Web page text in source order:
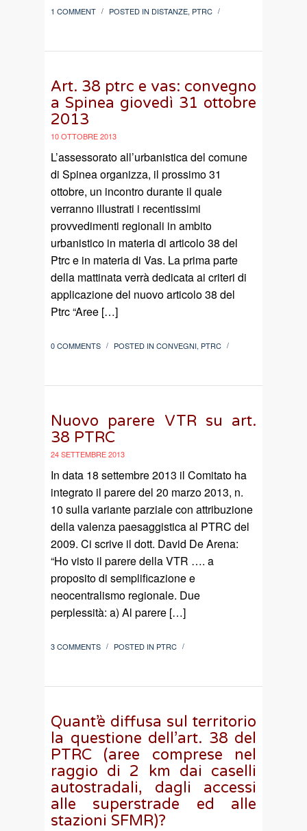
1 COMMENT / POSTED IN DISTANZE, PTRC /
Art. 38 ptrc e vas: convegno
a Spinea giovedì 31 ottobre
2013
10 OTTOBRE 2013
L’assessorato all’urbanistica del comune
di Spinea organizza, il prossimo 31
ottobre, un incontro durante il quale
verranno illustrati i recentissimi
provvedimenti regionali in ambito
urbanistico in materia di articolo 38 del
Ptrc e in materia di Vas. La prima parte
della mattinata verrà dedicata ai criteri di
applicazione del nuovo articolo 38 del
Ptrc “Aree […]
0 COMMENTS / POSTED IN CONVEGNI, PTRC /
Nuovo parere VTR su art.
38 PTRC
24 SETTEMBRE 2013
In data 18 settembre 2013 il Comitato ha
integrato il parere del 20 marzo 2013, n.
10 sulla variante parziale con attribuzione
della valenza paesaggistica al PTRC del
2009. Ci scrive il dott. David De Arena:
“Ho visto il parere della VTR …. a
proposito di semplificazione e
neocentralismo regionale. Due
perplessità: a) Al parere […]
3 COMMENTS / POSTED IN PTRC /
Quant’è diffusa sul territorio
la questione dell’art. 38 del
PTRC (aree comprese nel
raggio di 2 km dai caselli
autostradali, dagli accessi
alle superstrade ed alle
stazioni SFMR)?